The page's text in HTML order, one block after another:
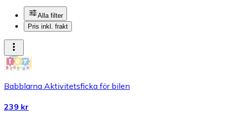
Alla filter
Pris inkl. frakt
Babblarna Aktivitetsficka för bilen
239 kr